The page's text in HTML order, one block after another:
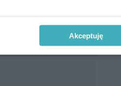
Akceptuję